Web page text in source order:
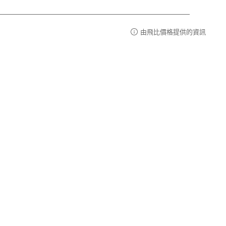
由飛比價格提供的資訊